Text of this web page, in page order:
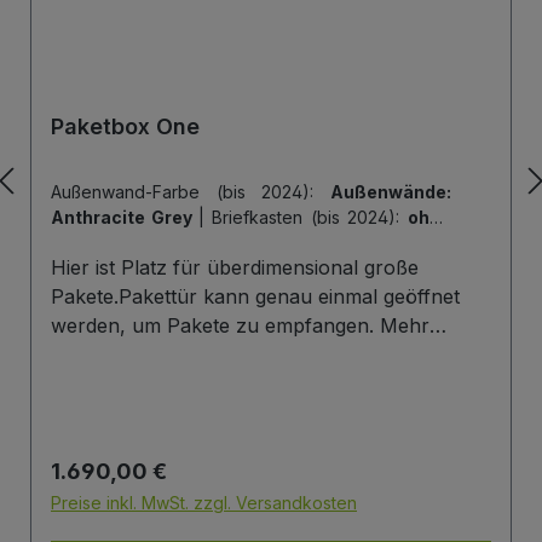
Paketbox One
Außenwand-Farbe (bis 2024): Außenwände:
Anthracite Grey
Briefkasten (bis 2024): ohne
Hintertür | Tiefe der Paketbox (bis 2024):
cm Außenmaß (Standard) | Tür-Farbe (bis
2024):Tür: Anthracite Grey
Hier ist Platz für überdimensional große
Pakete.Pakettür kann genau einmal geöffnet
werden, um Pakete zu empfangen. Mehr
Die Tür wird immer mit einem Halbzylinder
ausgestattet. Das heißt, Sie können den selben
Regulärer Preis:
1.690,00 €
Preise inkl. MwSt. zzgl. Versandkosten